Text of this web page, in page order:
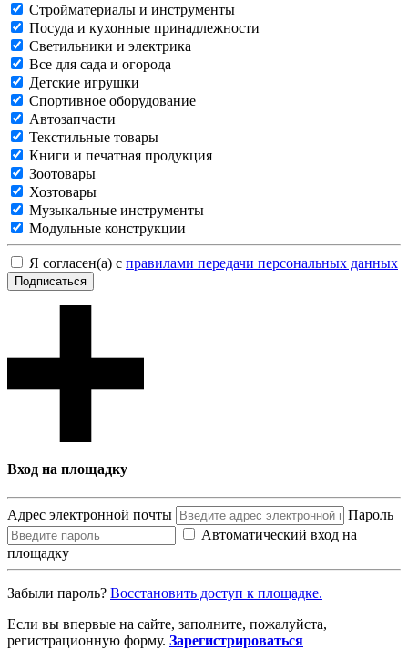
Стройматериалы и инструменты
Посуда и кухонные принадлежности
Светильники и электрика
Все для сада и огорода
Детские игрушки
Спортивное оборудование
Автозапчасти
Текстильные товары
Книги и печатная продукция
Зоотовары
Хозтовары
Музыкальные инструменты
Модульные конструкции
Я согласен(а) с правилами передачи персональных данных
Подписаться
Вход на площадку
Адрес электронной почты
Пароль
Автоматический вход на
площадку
Забыли пароль? Восcтановить доступ к площадке.
Если вы впервые на сайте, заполните, пожалуйста,
регистрационную форму. Зарегистрироваться